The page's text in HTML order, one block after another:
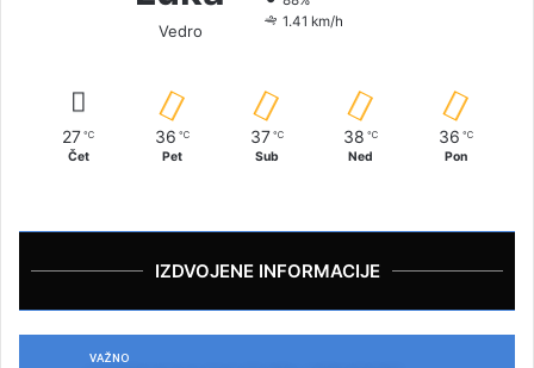
Vedro
1.41 km/h
27 ℃
Čet
36 ℃
Pet
37 ℃
Sub
38 ℃
Ned
36 ℃
Pon
IZDVOJENE INFORMACIJE
VAŽNO